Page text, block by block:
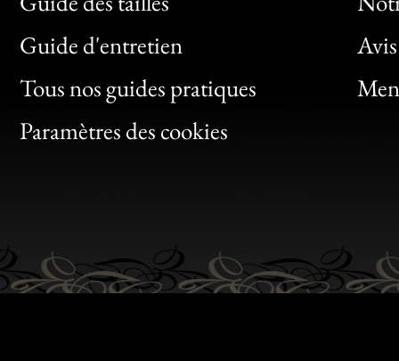
Guide d'entretien
Tous nos guides pratiques
Paramètres des cookies
Bon
Clic